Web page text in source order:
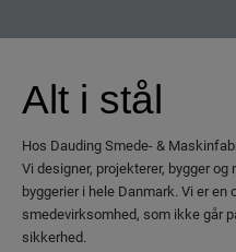
Alt i stål
Hos Dauding Smede- &
Vi designer, projekterer, bygger
byggerier i hele Danmark. Vi er en
smedevirksomhed, som ikke går
sikkerhed.